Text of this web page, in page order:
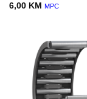
6,00 KM MPC